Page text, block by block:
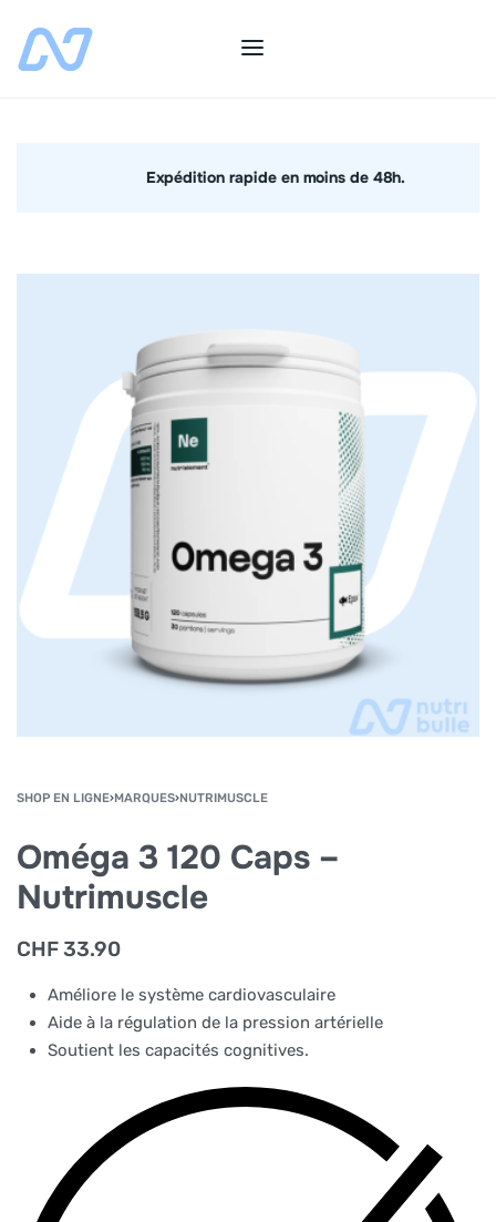
Expédition rapide en moins de 48h.
SHOP EN LIGNE›MARQUES›NUTRIMUSCLE
Oméga 3 120 Caps –
Nutrimuscle
CHF33.90
Améliore le système cardiovasculaire
Aide à la régulation de la pression artérielle
Soutient les capacités cognitives.